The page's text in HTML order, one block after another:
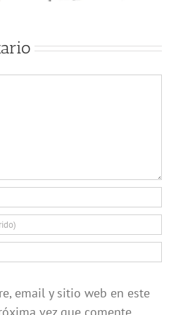
email y sitio web en este